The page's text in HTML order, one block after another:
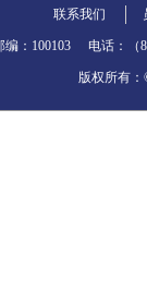
联系我们
编：100103 电话：（
版权所有